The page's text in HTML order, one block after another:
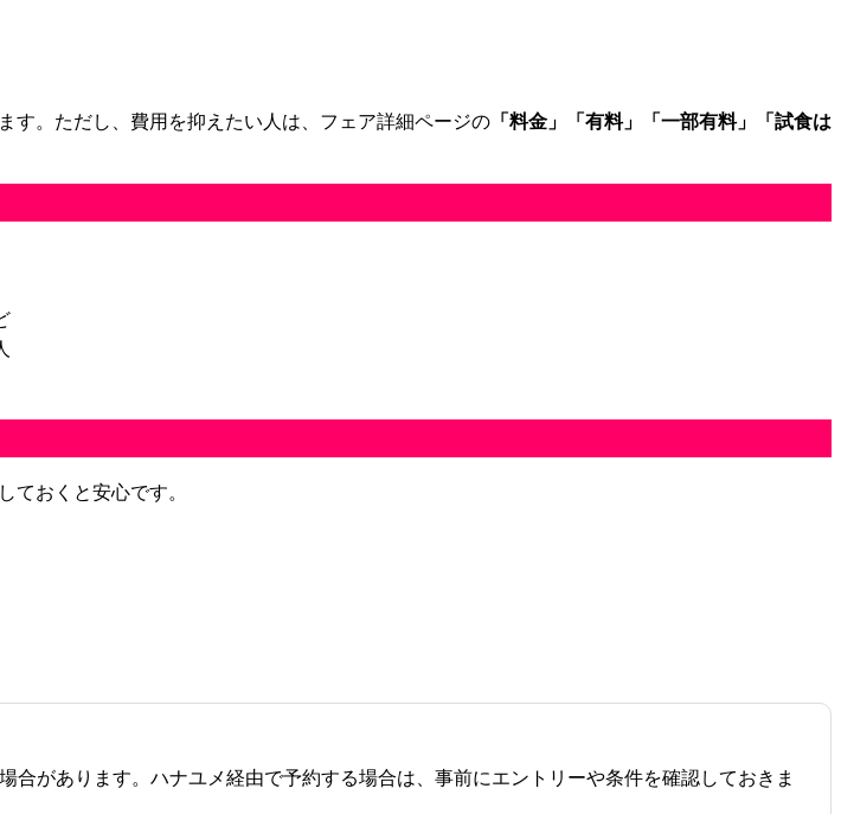
す。ただし、費用を抑えたい人は、フェア詳細ページの 「料金」「有料」「一部有料」「試食は
ておくと安心です。
があります。ハナユメ経由で予約する場合は、事前にエントリーや条件を確認しておきま